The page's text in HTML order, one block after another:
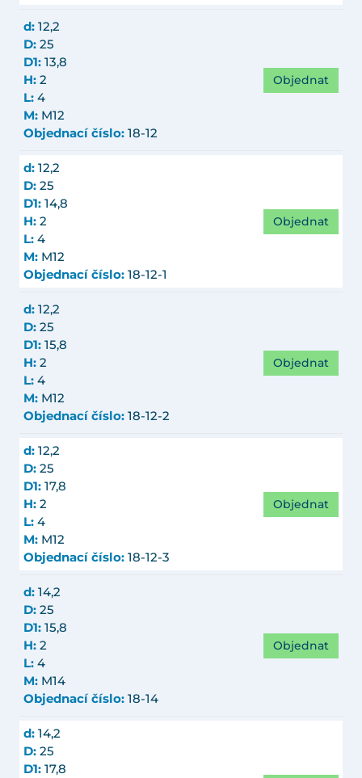
d: 12,2
D: 25
D1: 13,8
H: 2
L: 4
M: M12
Objednací číslo: 18-12
Objednat
d: 12,2
D: 25
D1: 14,8
H: 2
L: 4
M: M12
Objednací číslo: 18-12-1
Objednat
d: 12,2
D: 25
D1: 15,8
H: 2
L: 4
M: M12
Objednací číslo: 18-12-2
Objednat
d: 12,2
D: 25
D1: 17,8
H: 2
L: 4
M: M12
Objednací číslo: 18-12-3
Objednat
d: 14,2
D: 25
D1: 15,8
H: 2
L: 4
M: M14
Objednací číslo: 18-14
Objednat
d: 14,2
D: 25
D1: 17,8